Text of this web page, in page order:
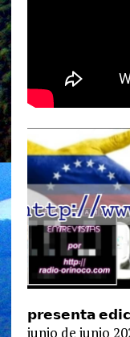
𝗽𝗿𝗲𝘀𝗲𝗻𝘁𝗮
junio de junio